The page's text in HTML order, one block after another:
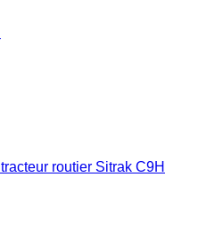
tracteur routier Sitrak C9H